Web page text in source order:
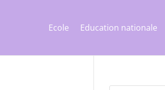
Ecole Education nationale